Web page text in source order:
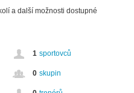
a další možnosti dostupné
1 sportovců
0 skupin